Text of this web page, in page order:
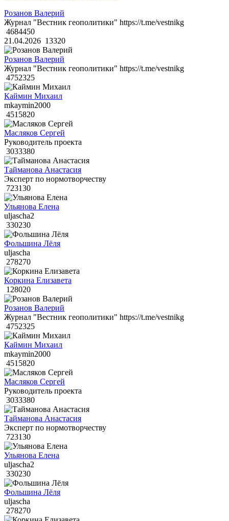
Розанов Валерий
Журнал "Вестник геополитики" https://t.me/vestnikg
4684450
21.04.2026 13320
Розанов Валерий
Журнал "Вестник геополитики" https://t.me/vestnikg
4752325
Каймин Михаил
mkaymin2000
4515820
Масляков Сергей
Руководитель проекта
3033380
Тайманова Анастасия
Эксперт по нормотворчеству
723130
Ульянова Елена
uljascha2
330230
Фольшина Лёля
uljascha
278270
Коркина Елизавета
128020
Розанов Валерий
Журнал "Вестник геополитики" https://t.me/vestnikg
4752325
Каймин Михаил
mkaymin2000
4515820
Масляков Сергей
Руководитель проекта
3033380
Тайманова Анастасия
Эксперт по нормотворчеству
723130
Ульянова Елена
uljascha2
330230
Фольшина Лёля
uljascha
278270